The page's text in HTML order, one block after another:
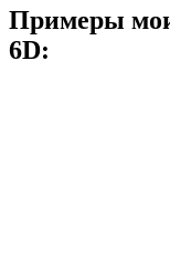
Примеры
6D: